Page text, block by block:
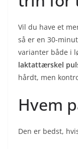
Vil du have et
så er en 30-
varianter både i
laktattærskel
hårdt, men
Hvem
Den er bedst,